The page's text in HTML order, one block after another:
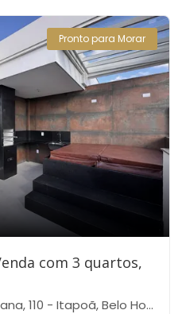
Pronto para Morar
com 3 quartos,
- Itapoã, Belo Horizonte-MG